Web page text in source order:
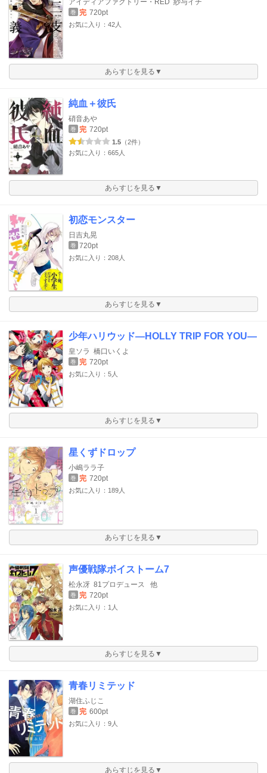
アイディアファクトリー・RED 紗与イチ
巻 完 720pt
お気に入り：42人
あらすじを見る▼
純血＋彼氏
硝音あや
巻 完 720pt
1.5 （2件）
お気に入り：665人
あらすじを見る▼
初恋モンスター
日吉丸晃
巻 720pt
お気に入り：208人
あらすじを見る▼
少年ハリウッド―HOLLY TRIP FOR YOU―
皇ソラ 橋口いくよ
巻 完 720pt
お気に入り：5人
あらすじを見る▼
星くずドロップ
小嶋ララ子
巻 完 720pt
お気に入り：189人
あらすじを見る▼
声優戦隊ボイストーム7
松永冴 81プロデュース 他
巻 完 720pt
お気に入り：1人
あらすじを見る▼
青春リミテッド
湖住ふじこ
巻 完 600pt
お気に入り：9人
あらすじを見る▼